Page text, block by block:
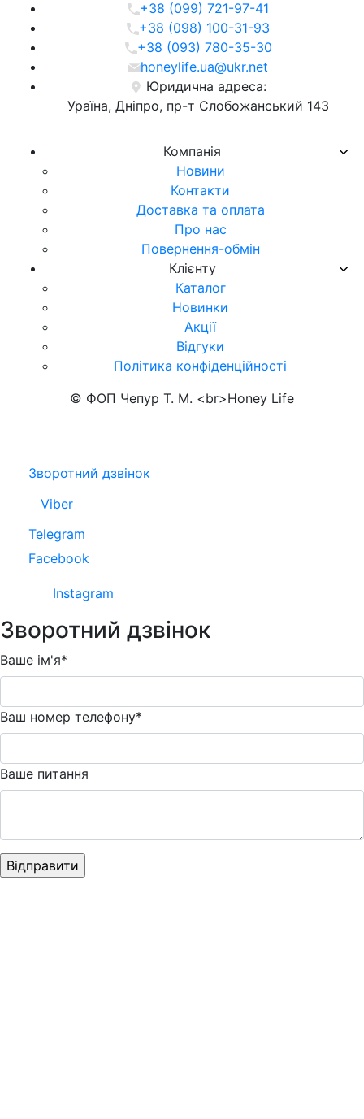
Компанія
Новини
Контакти
Доставка та оплата
Про нас
Повернення-обмін
Клієнту
Каталог
Новинки
Акції
Відгуки
Політика конфіденційності
+38 (099) 721-97-41
+38 (098) 100-31-93
+38 (093) 780-35-30
honeylife.ua@ukr.net
Юридична адреса:
Ураїна, Дніпро, пр-т Слобожанський 143
© ФОП Чепур Т. М. <br>Honey Life
Зворотний дзвінок
Viber
Telegram
Facebook
Instagram
Зворотний дзвінок
Ваше ім'я*
Ваш номер телефону*
Ваше питання